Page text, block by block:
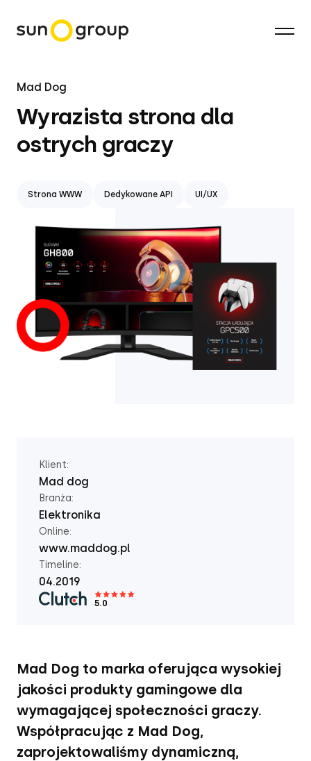
Mad Dog
Wyrazista strona dla
ostrych graczy
Strona WWW Dedykowane API UI/UX
Klient:
Mad dog
Branża:
Elektronika
Online:
www.maddog.pl
Timeline:
04.2019
5.0
Mad Dog to marka oferująca wysokiej
jakości produkty gamingowe dla
wymagającej społeczności graczy.
Współpracując z Mad Dog,
zaprojektowaliśmy dynamiczną,